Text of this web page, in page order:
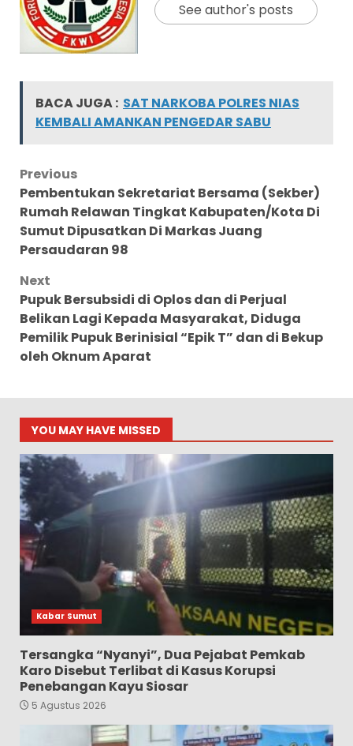
See author's posts
BACA JUGA : SAT NARKOBA POLRES NIAS
KEMBALI AMANKAN PENGEDAR SABU
Post
navigation
Previous
Pembentukan Sekretariat Bersama (Sekber)
Rumah Relawan Tingkat Kabupaten/Kota Di
Sumut Dipusatkan Di Markas Juang
Persaudaran 98
Next
Pupuk Bersubsidi di Oplos dan di Perjual
Belikan Lagi Kepada Masyarakat, Diduga
Pemilik Pupuk Berinisial “Epik T” dan di Bekup
oleh Oknum Aparat
YOU MAY HAVE MISSED
Kabar Sumut
Tersangka “Nyanyi”, Dua Pejabat Pemkab
Karo Disebut Terlibat di Kasus Korupsi
Penebangan Kayu Siosar
5 Agustus 2026